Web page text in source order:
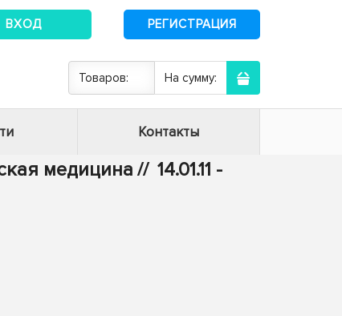
ВХОД РЕГИСТРАЦИЯ
Товаров: На сумму:
Контакты
медицина // 14.01.11 -